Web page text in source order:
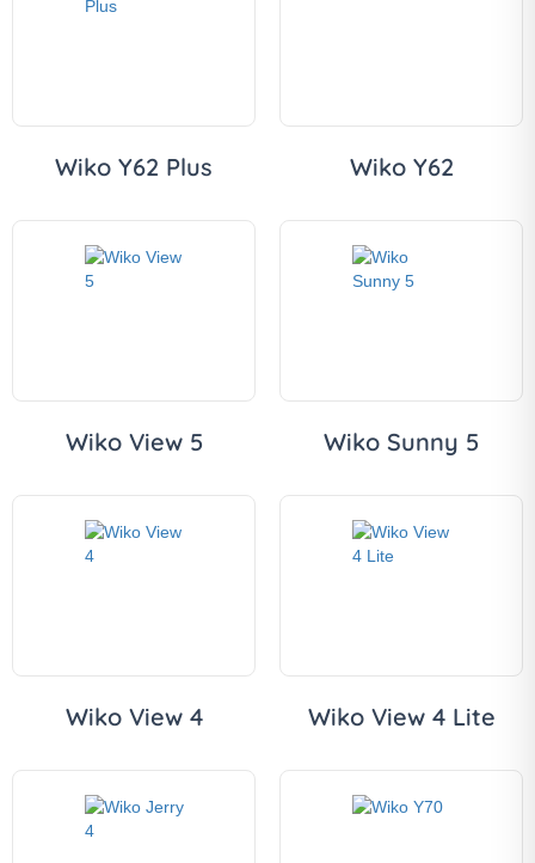
Wiko Y62 Plus Wiko Y62
Wiko View 5 Wiko Sunny 5
Wiko View 4 Wiko View 4 Lite